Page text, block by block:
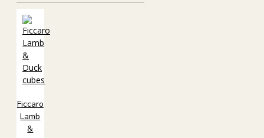
Ficcaro
Lamb
&